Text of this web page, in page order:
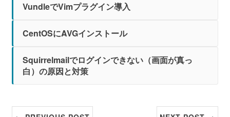
VundleでVimプラグイン導入
CentOSにAVGインストール
Squirrelmailでログインできない（画面が真っ
白）の原因と対策